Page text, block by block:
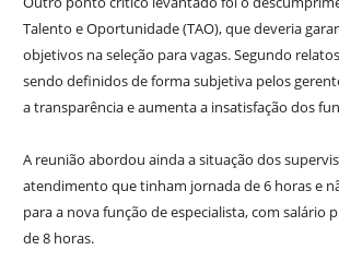
Talento e Oportunidade (TAO), que deveria
objetivos na seleção para vagas. Segundo
sendo definidos de forma subjetiva pelos
a transparência e aumenta a insatisfação dos
A reunião abordou ainda a situação dos
atendimento que tinham jornada de 6 horas e
para a nova função de especialista, com salário
de 8 horas.